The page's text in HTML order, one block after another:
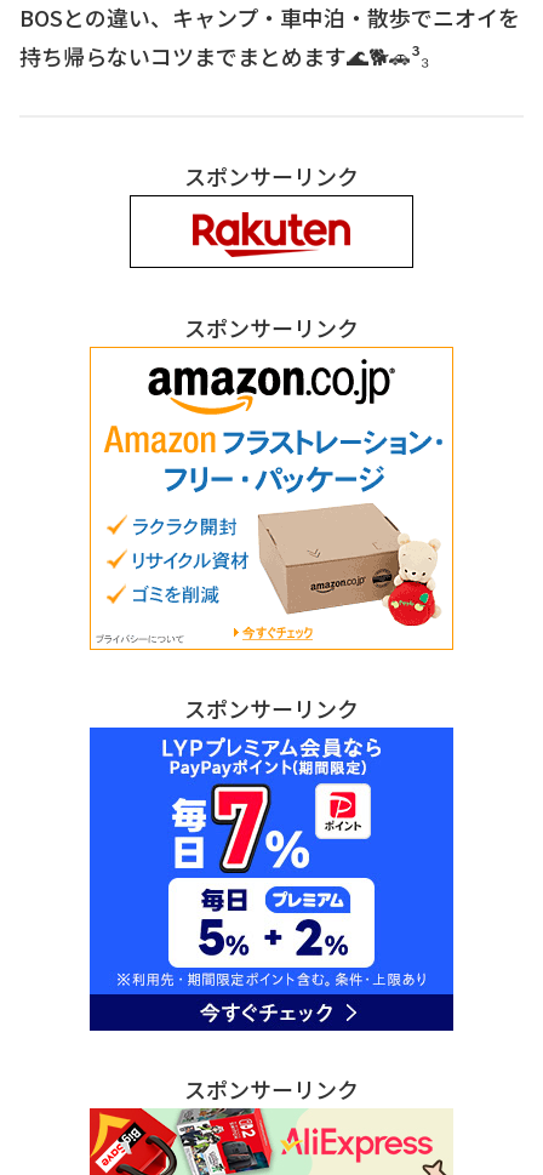
BOSとの違い、キャンプ・車中泊・散歩でニオイを
持ち帰らないコツまでまとめます🌊🐕🚗³₃
スポンサーリンク
スポンサーリンク
スポンサーリンク
スポンサーリンク